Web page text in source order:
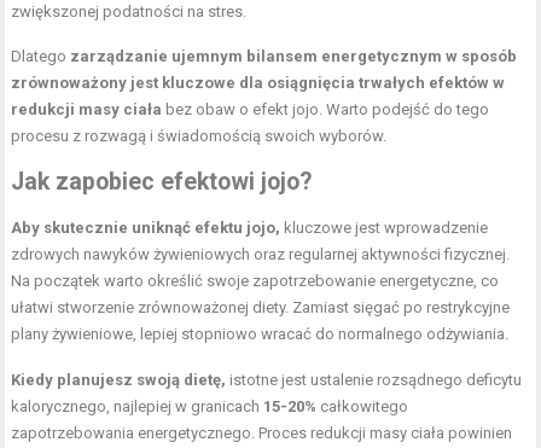
zwiększonej podatności na stres.
Dlatego zarządzanie ujemnym bilansem energetycznym w sposób
zrównoważony jest kluczowe dla osiągnięcia trwałych efektów w
redukcji masy ciała bez obaw o efekt jojo. Warto podejść do tego
procesu z rozwagą i świadomością swoich wyborów.
Jak zapobiec efektowi jojo?
Aby skutecznie uniknąć efektu jojo, kluczowe jest wprowadzenie
zdrowych nawyków żywieniowych oraz regularnej aktywności fizycznej.
Na początek warto określić swoje zapotrzebowanie energetyczne , co
ułatwi stworzenie zrównoważonej diety. Zamiast sięgać po restrykcyjne
plany żywieniowe, lepiej stopniowo wracać do normalnego odżywiania.
Kiedy planujesz swoją dietę, istotne jest ustalenie rozsądnego deficytu
kalorycznego, najlepiej w granicach 15-20% całkowitego
zapotrzebowania energetycznego. Proces redukcji masy ciała powinien